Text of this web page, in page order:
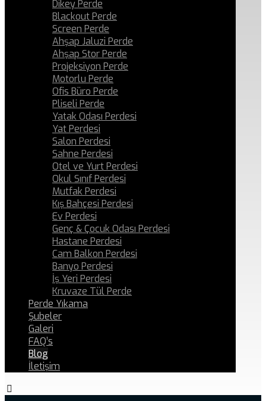
Dikey Perde
Blackout Perde
Screen Perde
Ahşap Jaluzi Perde
Ahşap Stor Perde
Projeksiyon Perde
Motorlu Perde
Ofis Büro Perde
Pliseli Perde
Yatak Odası Perdesi
Yat Perdesi
Salon Perdesi
Sahne Perdesi
Otel ve Yurt Perdesi
Okul Sınıf Perdesi
Mutfak Perdesi
Kış Bahçesi Perdesi
Ev Perdesi
Genç & Çocuk Odası Perdesi
Hastane Perdesi
Cam Balkon Perdesi
Banyo Perdesi
İş Yeri Perdesi
Kruvaze Tül Perde
Perde Yıkama
Şubeler
Galeri
FAQ’s
Blog
İletişim